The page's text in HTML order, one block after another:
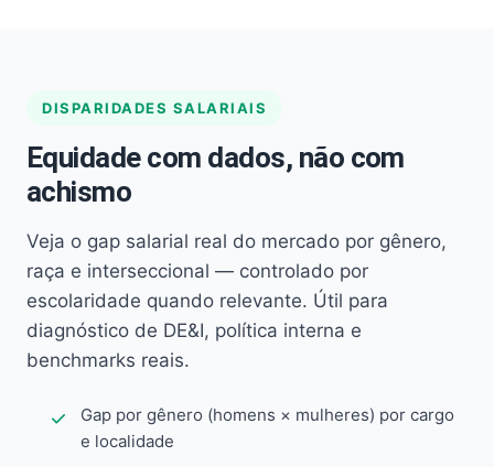
DISPARIDADES SALARIAIS
Equidade com dados, não com
achismo
Veja o gap salarial real do mercado por gênero,
raça e interseccional — controlado por
escolaridade quando relevante. Útil para
diagnóstico de DE&I, política interna e
benchmarks reais.
Gap por gênero (homens × mulheres) por cargo
e localidade